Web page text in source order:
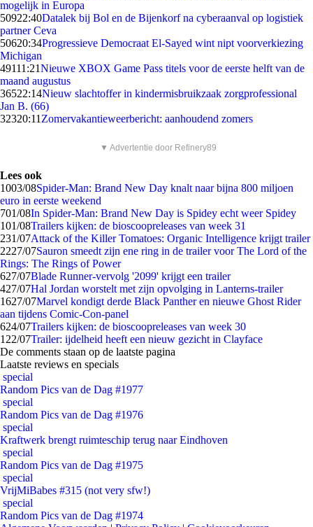
mogelijk in Europa
50922:40Datalek bij Bol en de Bijenkorf na cyberaanval op logistiek
partner Ceva
50620:34Progressieve Democraat El-Sayed wint nipt voorverkiezing
Michigan
49111:21Nieuwe XBOX Game Pass titels voor de eerste helft van de
maand augustus
36522:14Nieuw slachtoffer in kindermisbruikzaak zorgprofessional
Jan B. (66)
32320:11 Zomervakantieweerbericht: aanhoudend zomers
▼ Advertentie door Refinery89
Lees ook
1003/08Spider-Man: Brand New Day knalt naar bijna 800 miljoen
euro in eerste weekend
701/08In Spider-Man: Brand New Day is Spidey echt weer Spidey
101/08Trailers kijken: de bioscoopreleases van week 31
231/07Attack of the Killer Tomatoes: Organic Intelligence krijgt trailer
2227/07Sauron smeedt zijn ene ring in de trailer voor The Lord of the
Rings: The Rings of Power
627/07Blade Runner-vervolg '2099' krijgt een trailer
427/07Hal Jordan worstelt met zijn opvolging in Lanterns-trailer
1627/07Marvel kondigt derde Black Panther en nieuwe Ghost Rider
aan tijdens Comic-Con-panel
624/07Trailers kijken: de bioscoopreleases van week 30
1 22/07Trailer: ijdelheid heeft een nieuw gezicht in Clayface
De comments staan op de laatste pagina
Laatste reviews en specials
special
Random Pics van de Dag #1977
special
Random Pics van de Dag #1976
special
Kraftwerk brengt ruimteschip terug naar Eindhoven
special
Random Pics van de Dag #1975
special
VrijMiBabes #315 (not very sfw!)
special
Random Pics van de Dag #1974